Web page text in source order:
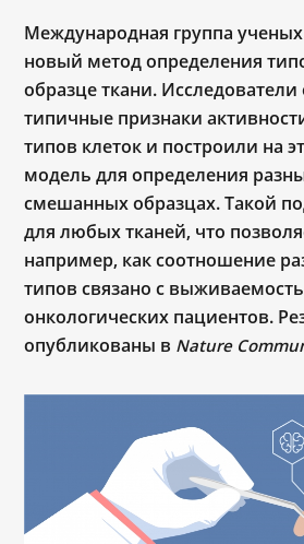
Международная группа ученых
новый метод определения
образце ткани.
типичные признаки
типов клеток и построили на
модель для определения
смешанных образцах. Такой
для любых тканей, что
например, как соотношение
типов связано с
онкологических пациентов.
опубликованы в Nature